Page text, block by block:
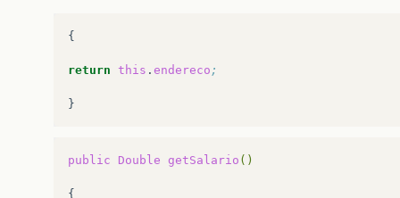
{
return this . endereco ;
public Double getSalario ()
{